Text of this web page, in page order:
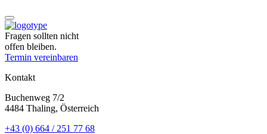
Fragen sollten nicht
offen bleiben.
Termin vereinbaren
Kontakt
Buchenweg 7/2
4484 Thaling, Österreich
+43 (0) 664 / 251 77 68